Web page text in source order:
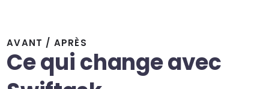
AVANT / APRÈS
Ce qui change avec